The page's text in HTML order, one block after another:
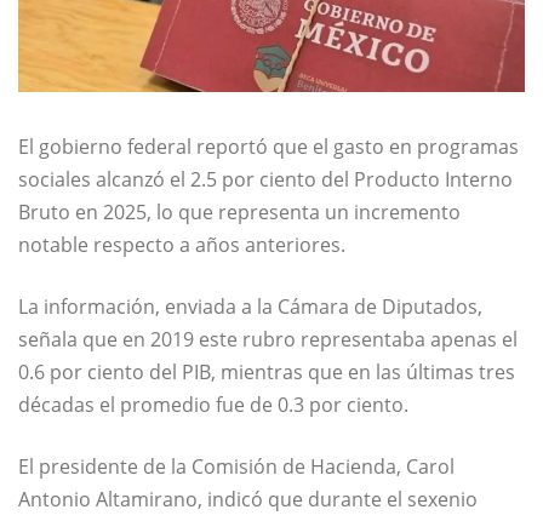
El gobierno federal reportó que el gasto en programas
sociales alcanzó el 2.5 por ciento del Producto Interno
Bruto en 2025, lo que representa un incremento
notable respecto a años anteriores.
La información, enviada a la Cámara de Diputados,
señala que en 2019 este rubro representaba apenas el
0.6 por ciento del PIB, mientras que en las últimas tres
décadas el promedio fue de 0.3 por ciento.
El presidente de la Comisión de Hacienda, Carol
Antonio Altamirano, indicó que durante el sexenio